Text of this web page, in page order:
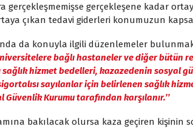
gerçekleşmemişse gerçekleşene kadar
çıkan tedavi giderleri konumuzun
da konuyla ilgili düzenlemeler
bağlı hastaneler ve diğer bütün
sağlık hizmet bedelleri, kazazedenin sosyal
sayılanlar için belirlenen sağlık
Kurumu tarafından karşılanır.’’
bakılacak olursa kaza geçiren kişinin